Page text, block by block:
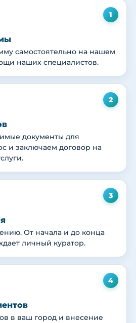
1
самостоятельно на нашем
наших специалистов.
2
документы для
и заключаем договор на
3
От начала и до конца
личный куратор.
4
в ваш город и внесение